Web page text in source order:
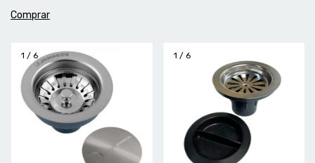
1 / 6 1 / 6